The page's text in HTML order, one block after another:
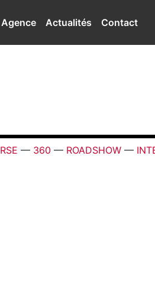
Agence Actualités Contact
RSE — 360 — ROADSHOW —